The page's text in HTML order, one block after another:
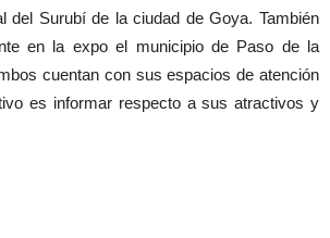
del Surubí de la ciudad de Goya. También
en la expo el municipio de Paso de la
cuentan con sus espacios de atención
es informar respecto a sus atractivos y